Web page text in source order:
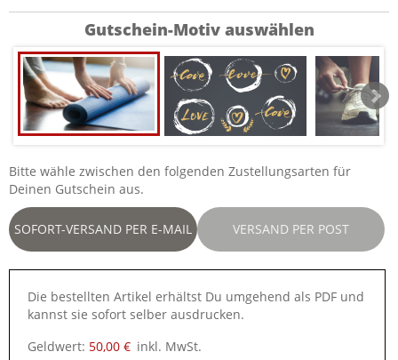
Gutschein-Motiv auswählen
Bitte wähle zwischen den folgenden Zustellungsarten für
Deinen Gutschein aus.
SOFORT-VERSAND PER E-MAIL VERSAND PER POST
Die bestellten Artikel erhältst Du umgehend als PDF und
kannst sie sofort selber ausdrucken.
Geldwert: 50,00 € inkl. MwSt.